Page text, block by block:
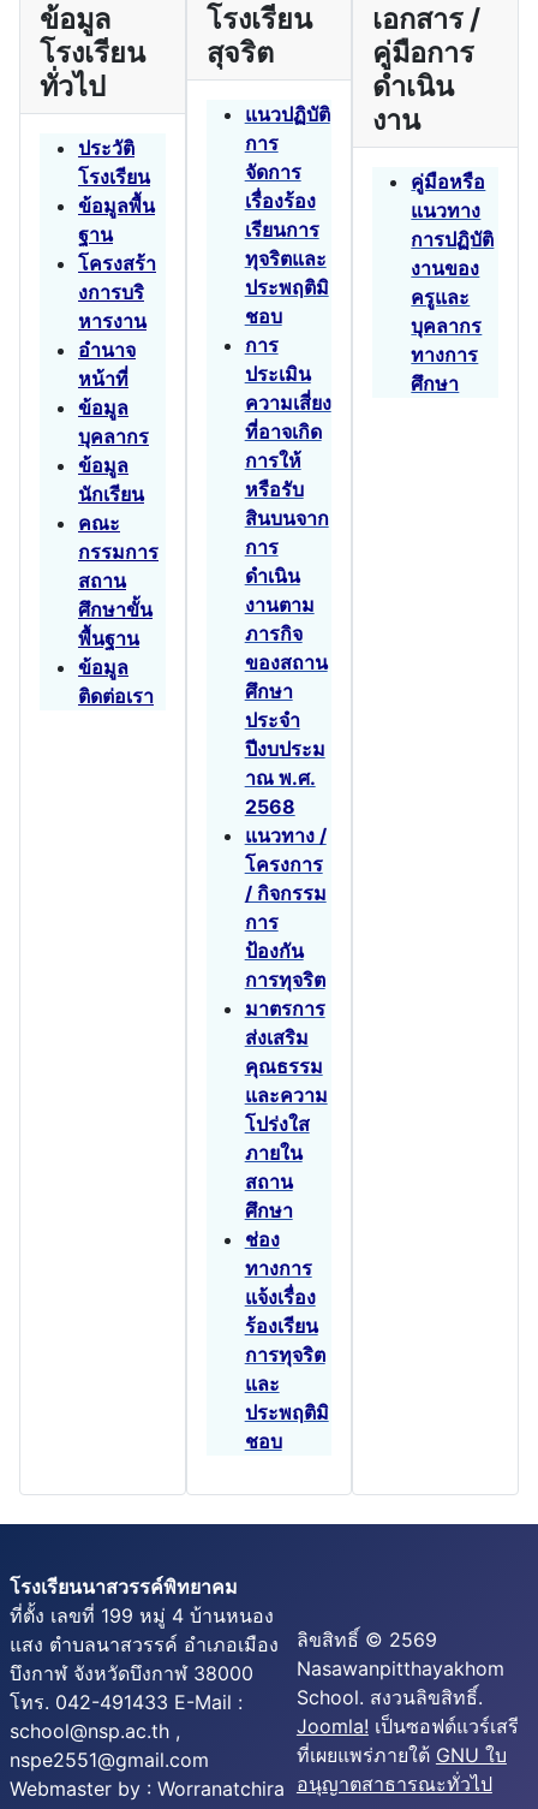
ข้อมูล
โรงเรียน
ทั่วไป
ประวัติ
โรงเรียน
ข้อมูลพื้น
ฐาน
โครงสร้า
งการบริ
หารงาน
อำนาจ
หน้าที่
ข้อมูล
บุคลากร
ข้อมูล
นักเรียน
คณะ
กรรมการ
สถาน
ศึกษาขั้น
พื้นฐาน
ข้อมูล
ติดต่อเรา
โรงเรียน
สุจริต
แนวปฏิบัติ
การ
จัดการ
เรื่องร้อง
เรียนการ
ทุจริตและ
ประพฤติมิ
ชอบ
การ
ประเมิน
ความเสี่ยง
ที่อาจเกิด
การให้
หรือรับ
สินบนจาก
การ
ดำเนิน
งานตาม
ภารกิจ
ของสถาน
ศึกษา
ประจำ
ปีงบประม
าณ พ.ศ.
2568
แนวทาง /
โครงการ
/ กิจกรรม
การ
ป้องกัน
การทุจริต
มาตรการ
ส่งเสริม
คุณธรรม
และความ
โปร่งใส
ภายใน
สถาน
ศึกษา
ช่อง
ทางการ
แจ้งเรื่อง
ร้องเรียน
การทุจริต
และ
ประพฤติมิ
ชอบ
เอกสาร /
คู่มือการ
ดำเนิน
งาน
คู่มือหรือ
แนวทาง
การปฏิบัติ
งานของ
ครูและ
บุคลากร
ทางการ
ศึกษา
โรงเรียนนาสวรรค์พิทยาคม
ที่ตั้ง เลขที่ 199 หมู่ 4 บ้านหนอง
แสง ตำบลนาสวรรค์ อำเภอเมือง
บึงกาฬ จังหวัดบึงกาฬ 38000
โทร. 042-491433 E-Mail :
school@nsp.ac.th ,
nspe2551@gmail.com
Webmaster by : Worranatchira
ลิขสิทธิ์ © 2569
Nasawanpitthayakhom
School. สงวนลิขสิทธิ์.
Joomla! เป็นซอฟต์แวร์เสรี
ที่เผยแพร่ภายใต้ GNU ใบ
อนุญาตสาธารณะทั่วไป